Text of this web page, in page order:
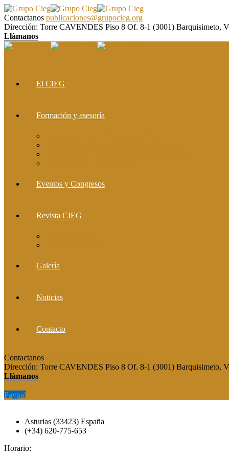
Contactanos publicaciones@grupocieg.org
Dirección: Torre CAVENDES Piso 8 Of. 8-1 (3001) Barquisimeto,
Llàmanos
El CIEG
Formación y asesoría
Eventos y Congresos
Revista CIEG
Galería
Noticias
Contacto
Contactanos
Dirección: Torre CAVENDES Piso 8 Of. 8-1 (3001) Barquisimeto,
Llàmanos
Paypal
Asturias (33423) España
(+34) 620-775-653
Horario: